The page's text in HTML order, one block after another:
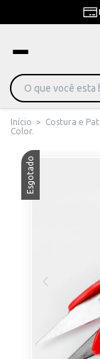
Início > Costura e
Color.
Esgotado